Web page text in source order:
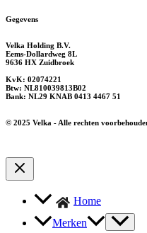
Gegevens
Velka Holding B.V.
Eems-Dollardweg 8L
9636 HX Zuidbroek
KvK: 02074221
Btw: NL810039813B02
Bank: NL29 KNAB 0413 4467 51
© 2025 Velka - Alle rechten
Home
Merken